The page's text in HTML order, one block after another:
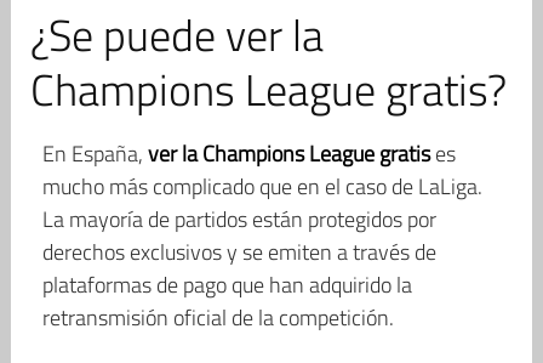
¿Se puede ver la
Champions League gratis?
En España,ver la Champions League gratises
mucho más complicado que en el caso de LaLiga.
La mayoría de partidos están protegidos por
derechos exclusivos y se emiten a través de
plataformas de pago que han adquirido la
retransmisión oficial de la competición.